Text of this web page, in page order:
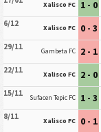
Xalisco FC 1 - 0
6/12 Xalisco FC 0 - 3
29/11
Gambeta FC 2 - 1
22/11
Xalisco FC 2 - 0
15/11
Sufacen Tepic FC 1 - 3
8/11
Xalisco FC 0 - 1